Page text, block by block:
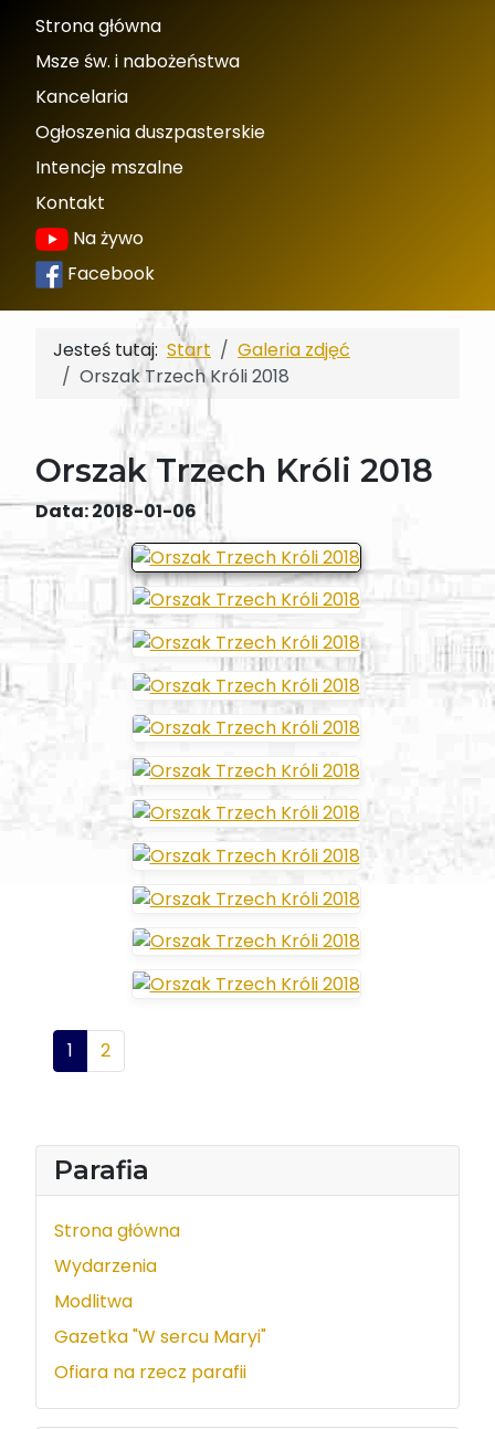
Strona główna
Msze św. i nabożeństwa
Kancelaria
Ogłoszenia duszpasterskie
Intencje mszalne
Kontakt
Na żywo
Facebook
Parafia
Strona główna
Wydarzenia
Modlitwa
Gazetka "W sercu Maryi"
Ofiara na rzecz parafii
Jesteś tutaj: Start
Galeria zdjęć
Orszak Trzech Króli 2018
Orszak Trzech Króli 2018
Data: 2018-01-06
1 2